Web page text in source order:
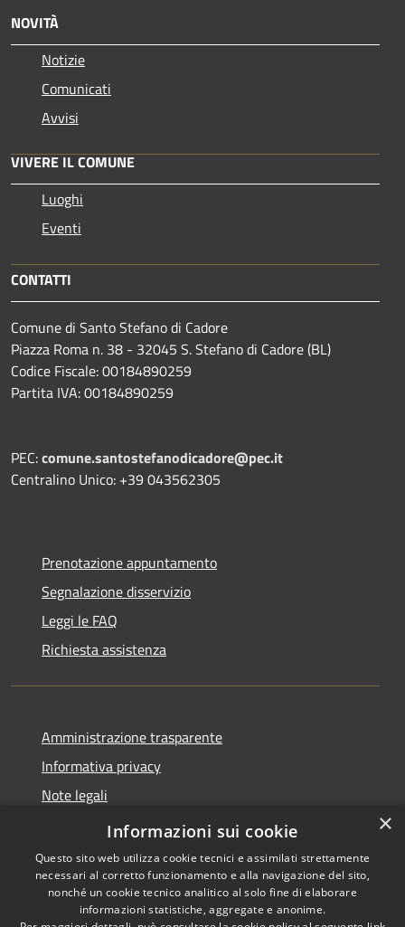
NOVITÀ
Notizie
Comunicati
Avvisi
VIVERE IL COMUNE
Luoghi
Eventi
CONTATTI
Comune di Santo Stefano di Cadore
Piazza Roma n. 38 - 32045 S. Stefano di Cadore (BL)
Codice Fiscale: 00184890259
Partita IVA: 00184890259
PEC:comune.santostefanodicadore@pec.it
Centralino Unico: +39 043562305
Prenotazione appuntamento
Segnalazione disservizio
Leggi le FAQ
Richiesta assistenza
Amministrazione trasparente
Informativa privacy
Note legali
Dichiarazione di accessibilità
Copyright © 2026 • Comune di
×
Informazioni sui cookie
Questo sito web utilizza cookie tecnici e assimilati strettamente
necessari al corretto funzionamento e alla navigazione del sito,
nonché un cookie tecnico analitico al solo fine di elaborare
informazioni statistiche, aggregate e anonime.